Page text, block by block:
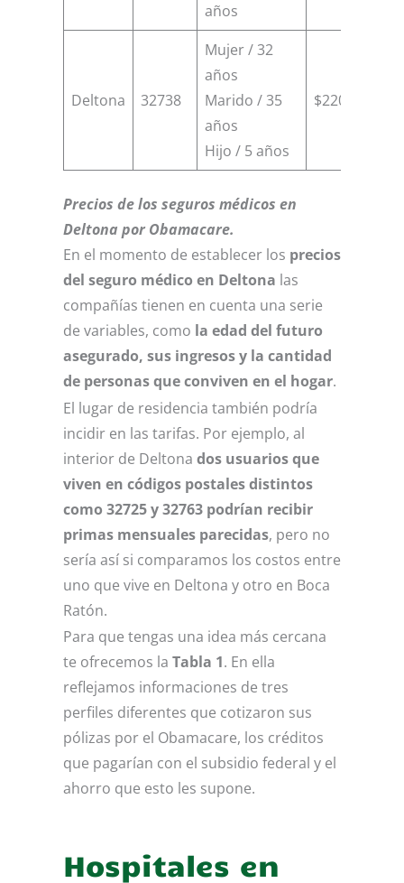
años
Deltona 32738
Mujer / 32
años
Marido / 35
años
Hijo / 5 años
$22000
Precios de los seguros médicos en
Deltona por Obamacare.
En el momento de establecer los precios
del seguro médico en Deltona las
compañías tienen en cuenta una serie
de variables, como la edad del futuro
asegurado, sus ingresos y la cantidad
de personas que conviven en el hogar.
El lugar de residencia también podría
incidir en las tarifas. Por ejemplo, al
interior de Deltona dos usuarios que
viven en códigos postales distintos
como 32725 y 32763 podrían recibir
primas mensuales parecidas, pero no
sería así si comparamos los costos entre
uno que vive en Deltona y otro en Boca
Ratón.
Para que tengas una idea más cercana
te ofrecemos la Tabla 1. En ella
reflejamos informaciones de tres
perfiles diferentes que cotizaron sus
pólizas por el Obamacare, los créditos
que pagarían con el subsidio federal y el
ahorro que esto les supone.
Hospitales en